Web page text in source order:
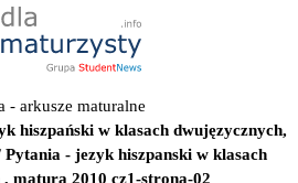
- arkusze maturalne
hiszpański w klasach dwujęzycznych,
Pytania - jezyk hiszpanski w klasach
matura 2010 cz1-strona-02